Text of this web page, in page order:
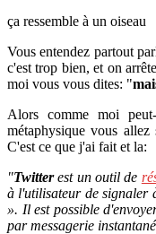
ça ressemble à un oiseau
Vous entendez partout
c'est trop bien, et on
moi vous vous dites: "
Alors comme moi
métaphysique vous
C'est ce que j'ai fait et la:
"Twitterest un outil de
à l'utilisateur de signaler
». Il est possible
par messagerie